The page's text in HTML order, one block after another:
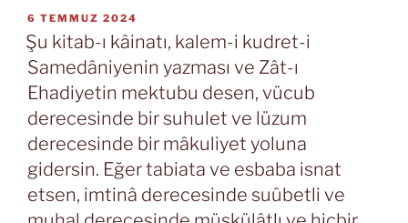
YAYIM
TARIHI
6 TEMMUZ 2024
Şu kitab-ı kâinatı, kalem-i kudret-i
Samedâniyenin yazması ve Zât-ı
Ehadiyetin mektubu desen, vücub
derecesinde bir suhulet ve lüzum
derecesinde bir mâkuliyet yoluna
gidersin. Eğer tabiata ve esbaba isnat
etsen, imtinâ derecesinde suûbetli ve